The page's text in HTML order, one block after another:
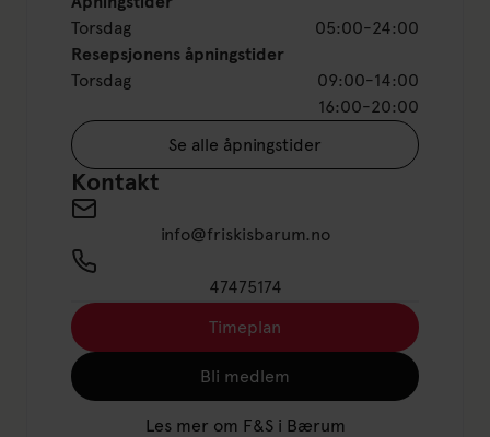
Torsdag
05:00-24:00
Resepsjonens åpningstider
Torsdag
09:00-14:00
16:00-20:00
Se alle åpningstider
Kontakt
info@friskisbarum.no
47475174
Timeplan
Bli medlem
Les mer om F&S i Bærum